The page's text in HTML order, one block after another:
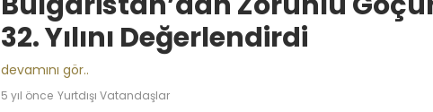
32. Yılını Değerlendirdi
devamını gör..
5 yıl önce Yurtdışı Vatandaşlar